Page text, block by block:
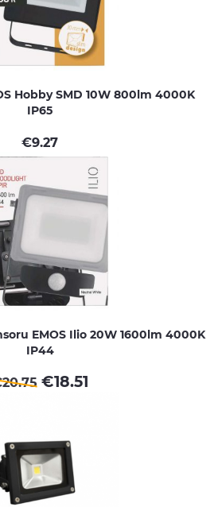
Hobby SMD 10W 800lm 4000K
IP65
€9.27
EMOS Ilio 20W 1600lm 4000K
IP44
20.75 €18.51